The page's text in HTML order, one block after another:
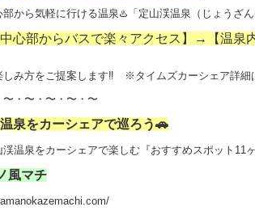
部から気軽に行ける温泉♨️「定山渓温泉（じょうざん
中心部からバスで楽々アクセス】→【温泉
しみ方をご提案します‼️ ※タイムズカーシェア詳細
〜・〜・〜・〜・〜
泉をカーシェアで巡ろう🚗
渓温泉をカーシェアで楽しむ『おすすめスポット11
風マチ